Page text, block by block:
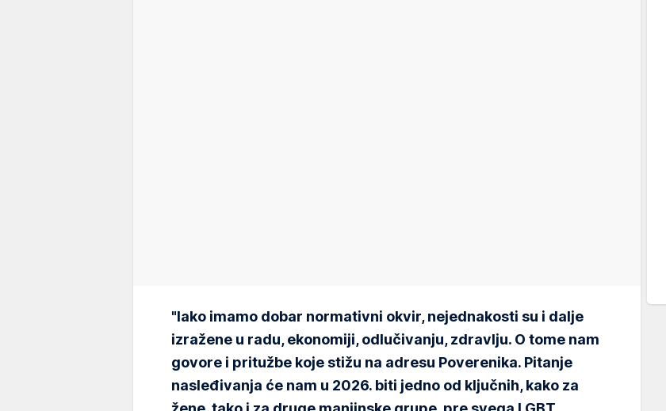
"Iako imamo dobar normativni okvir, nejednakosti su i dalje
izražene u radu, ekonomiji, odlučivanju, zdravlju. O tome nam
govore i pritužbe koje stižu na adresu Poverenika. Pitanje
nasleđivanja će nam u 2026. biti jedno od ključnih, kako za